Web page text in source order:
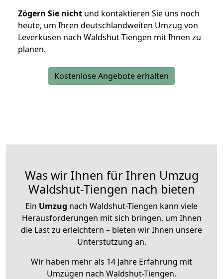
Zögern Sie nicht und kontaktieren Sie uns noch
heute, um Ihren deutschlandweiten Umzug von
Leverkusen nach Waldshut-Tiengen mit Ihnen zu
planen.
Kostenlose Angebote erhalten
Was wir Ihnen für Ihren Umzug
Waldshut-Tiengen nach bieten
Ein Umzug nach Waldshut-Tiengen kann viele
Herausforderungen mit sich bringen, um Ihnen
die Last zu erleichtern – bieten wir Ihnen unsere
Unterstützung an.
Wir haben mehr als 14 Jahre Erfahrung mit
Umzügen nach Waldshut-Tiengen.